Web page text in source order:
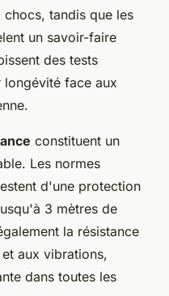
chocs, tandis que les
un savoir-faire
des tests
face aux
constituent un
Les normes
d'une protection
3 mètres de
la résistance
aux vibrations,
dans toutes les